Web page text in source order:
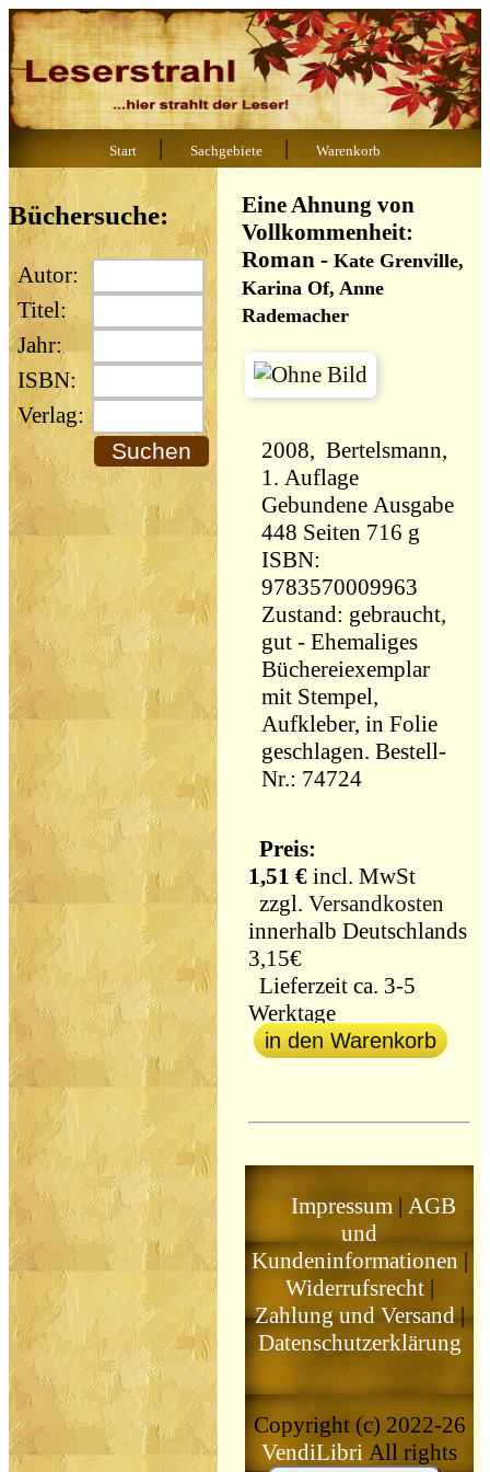
Start | Sachgebiete | Warenkorb
Büchersuche:
Autor:
Titel:
Jahr:
ISBN:
Verlag:
Eine Ahnung von
Vollkommenheit:
Roman -Kate Grenville,
Karina Of, Anne
Rademacher
2008, Bertelsmann,
1. Auflage
Gebundene Ausgabe
448 Seiten 716 g
ISBN:
9783570009963
Zustand: gebraucht,
gut - Ehemaliges
Büchereiexemplar
mit Stempel,
Aufkleber, in Folie
geschlagen. Bestell-
Nr.: 74724
Preis:
1,51 € incl. MwSt
zzgl.Versandkosten
innerhalb Deutschlands
3,15€
Lieferzeit ca. 3-5
Werktage
in den Warenkorb
Impressum| AGB
und
Kundeninformationen |
Widerrufsrecht|
Zahlung und Versand|
Datenschutzerklärung
Copyright (c) 2022-26
VendiLibri All rights